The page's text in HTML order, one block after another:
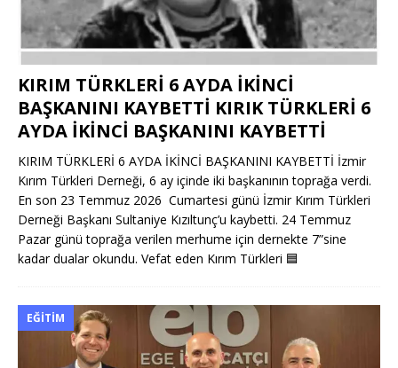
KIRIM TÜRKLERİ 6 AYDA İKİNCİ
BAŞKANINI KAYBETTİ KIRIK TÜRKLERİ 6
AYDA İKİNCİ BAŞKANINI KAYBETTİ
KIRIM TÜRKLERİ 6 AYDA İKİNCİ BAŞKANINI KAYBETTİ İzmir
Kırım Türkleri Derneği, 6 ay içinde iki başkanının toprağa verdi.
En son 23 Temmuz 2026 Cumartesi günü İzmir Kırım Türkleri
Derneği Başkanı Sultaniye Kızıltunç’u kaybetti. 24 Temmuz
Pazar günü toprağa verilen merhume için dernekte 7”sine
kadar dualar okundu. Vefat eden Kırım Türkleri 🟦
EĞITIM